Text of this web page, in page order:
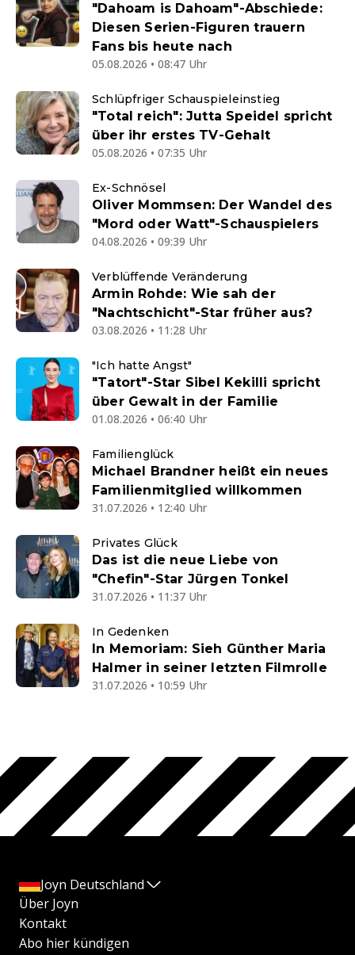
"Dahoam is Dahoam"-Abschiede:
Diesen Serien-Figuren trauern
Fans bis heute nach
05.08.2026 • 08:47 Uhr
Schlüpfriger Schauspieleinstieg
"Total reich": Jutta Speidel spricht
über ihr erstes TV-Gehalt
05.08.2026 • 07:35 Uhr
Ex-Schnösel
Oliver Mommsen: Der Wandel des
"Mord oder Watt"-Schauspielers
04.08.2026 • 09:39 Uhr
Verblüffende Veränderung
Armin Rohde: Wie sah der
"Nachtschicht"-Star früher aus?
03.08.2026 • 11:28 Uhr
"Ich hatte Angst"
"Tatort"-Star Sibel Kekilli spricht
über Gewalt in der Familie
01.08.2026 • 06:40 Uhr
Familienglück
Michael Brandner heißt ein neues
Familienmitglied willkommen
31.07.2026 • 12:40 Uhr
Privates Glück
Das ist die neue Liebe von
"Chefin"-Star Jürgen Tonkel
31.07.2026 • 11:37 Uhr
In Gedenken
In Memoriam: Sieh Günther Maria
Halmer in seiner letzten Filmrolle
31.07.2026 • 10:59 Uhr
Joyn Deutschland
Über Joyn
Kontakt
Abo hier kündigen